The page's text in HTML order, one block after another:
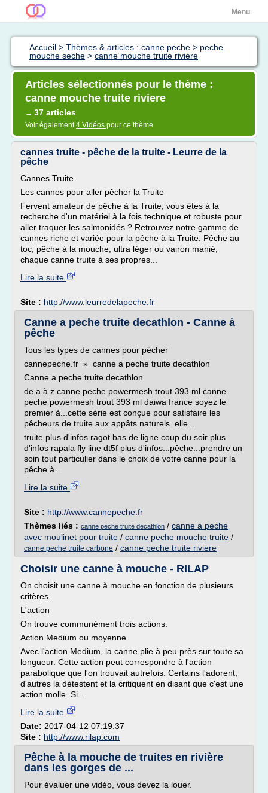
Menu
Accueil > Thèmes & articles : canne peche > peche
mouche seche > canne mouche truite riviere
Articles sélectionnés pour le thème :
canne mouche truite riviere
→ 37 articles
Voir également4 Vidéos pour ce thème
cannes truite - pêche de la truite - Leurre de la
pêche
Cannes Truite
Les cannes pour aller pêcher la Truite
Fervent amateur de pêche à la Truite, vous êtes à la
recherche d'un matériel à la fois technique et robuste pour
aller traquer les salmonidés ? Retrouvez notre gamme de
cannes riche et variée pour la pêche à la Truite. Pêche au
toc, pêche à la mouche, ultra léger ou vairon manié,
chaque canne truite à ses propres...
Lire la suite
Site : http://www.leurredelapeche.fr
Canne a peche truite decathlon - Canne à
pêche
Tous les types de cannes pour pêcher
cannepeche.fr » canne a peche truite decathlon
Canne a peche truite decathlon
de a à z canne peche powermesh trout 393 ml canne
peche powermesh trout 393 ml daiwa france soyez le
premier à...cette série est conçue pour satisfaire les
pêcheurs de truite aux appâts naturels. elle...
truite plus d'infos ragot bas de ligne coup du soir plus
d'infos rapala fly line dt5f plus d'infos...pêche...prendre un
soin tout particulier dans le choix de votre canne pour la
pêche à...
Lire la suite
Site : http://www.cannepeche.fr
Thèmes liés : canne peche truite decathlon / canne a peche
avec moulinet pour truite / canne peche mouche truite /
canne peche truite carbone / canne peche truite riviere
Choisir une canne à mouche - RILAP
On choisit une canne à mouche en fonction de plusieurs
critères.
L'action
On trouve communément trois actions.
Action Medium ou moyenne
Avec l'action Medium, la canne plie à peu près sur toute sa
longueur. Cette action peut correspondre à l'action
parabolique que l'on trouvait autrefois. Certains l'adorent,
d'autres la détestent et la critiquent en disant que c'est une
action molle. Si...
Lire la suite
Date: 2017-04-12 07:19:37
Site : http://www.rilap.com
Pêche à la mouche de truites en rivière
dans les gorges de ...
Pour évaluer une vidéo, vous devez la louer.